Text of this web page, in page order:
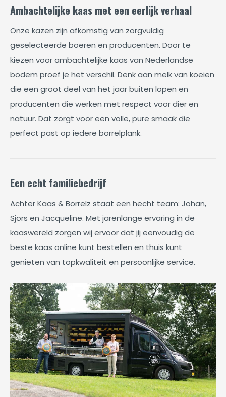
Ambachtelijke kaas met een eerlijk verhaal
Onze kazen zijn afkomstig van zorgvuldig
geselecteerde boeren en producenten. Door te
kiezen voor ambachtelijke kaas van Nederlandse
bodem proef je het verschil. Denk aan melk van koeien
die een groot deel van het jaar buiten lopen en
producenten die werken met respect voor dier en
natuur. Dat zorgt voor een volle, pure smaak die
perfect past op iedere borrelplank.
Een echt familiebedrijf
Achter Kaas & Borrelz staat een hecht team: Johan,
Sjors en Jacqueline. Met jarenlange ervaring in de
kaaswereld zorgen wij ervoor dat jij eenvoudig de
beste kaas online kunt bestellen en thuis kunt
genieten van topkwaliteit en persoonlijke service.